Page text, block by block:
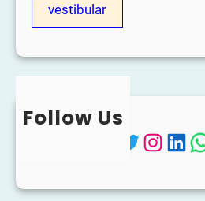
vestibular
Follow Us
Instagram LinkedIn WhatsApp